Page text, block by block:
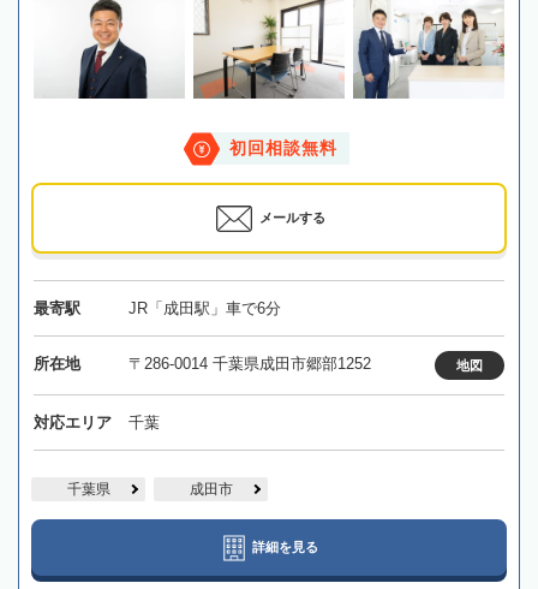
初回相談無料
メールする
最寄駅 JR「成田駅」車で6分
所在地 〒286-0014 千葉県成田市郷部1252 地図
対応エリア 千葉
千葉県 成田市
詳細を見る